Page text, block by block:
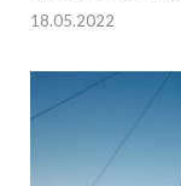
18.05.2022